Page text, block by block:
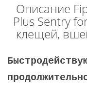
Описание
Plus Sentry
клещей,